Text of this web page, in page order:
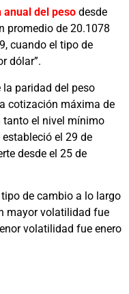
del peso desde
promedio de 20.1078
cuando el tipo de
dólar”.
paridad del peso
cotización máxima de
tanto el nivel mínimo
el 29 de
desde el 25 de
de cambio a lo largo
mayor volatilidad fue
volatilidad fue enero